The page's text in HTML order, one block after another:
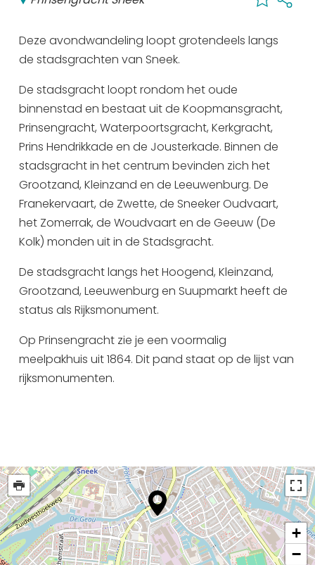
En meer
Arrangementen
Jouw Sneek
De Friese meren
Other languages
UITagenda
Routes
Veel bezochte pagina's:
Top 10 leuke dingen
Vakantie vieren in Sneek
Overnachten in Sneek
Citygame Escapegame Sneek
Bootverhuur
Deze avondwandeling loopt grotendeels langs
de stadsgrachten van Sneek.
De stadsgracht loopt rondom het oude
binnenstad en bestaat uit de Koopmansgracht,
Prinsengracht, Waterpoortsgracht, Kerkgracht,
Prins Hendrikkade en de Jousterkade. Binnen de
stadsgracht in het centrum bevinden zich het
Grootzand, Kleinzand en de Leeuwenburg. De
Franekervaart, de Zwette, de Sneeker Oudvaart,
het Zomerrak, de Woudvaart en de Geeuw (De
Kolk) monden uit in de Stadsgracht.
De stadsgracht langs het Hoogend, Kleinzand,
Grootzand, Leeuwenburg en Suupmarkt heeft de
status als Rijksmonument.
Op Prinsengracht zie je een voormalig
meelpakhuis uit 1864. Dit pand staat op de lijst van
rijksmonumenten.
+
−